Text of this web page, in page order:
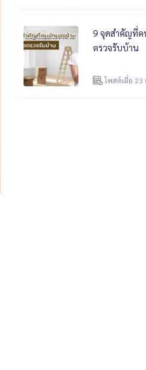
9 จุดสำคัญที่ค
ตรวจรับบ้าน
โพสต์เมื่อ 23